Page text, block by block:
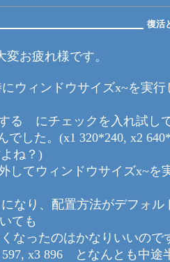
復活
お疲れ様です。
ウィンドウサイズx~を実
る にチェックを入れ試し
でした。(x1 320*240, x2
ね？)
してウィンドウサイズx~を
なり、配置方法がデフォル
ても
なったのはかなりいいので
597, x3 896 となんとも中途